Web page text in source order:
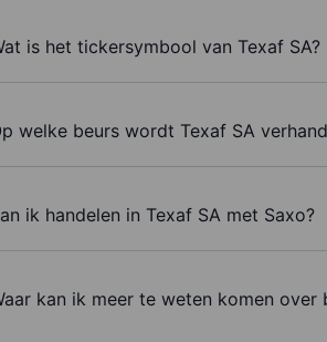
is het tickersymbool van Texaf SA?
welke beurs wordt Texaf SA
ik handelen in Texaf SA met Saxo?
kan ik meer te weten komen over